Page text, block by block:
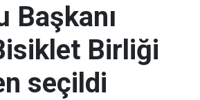
Başkanı
Birliği
seçildi